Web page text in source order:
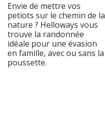
Envie de mettre vos
petiots sur le chemin de la
nature ? Helloways vous
trouve la randonnée
idéale pour une évasion
en famille, avec ou sans la
poussette.